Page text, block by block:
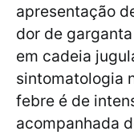
apresentação
dor de
em cadeia
sintomatologia
febre é de
acompanhada